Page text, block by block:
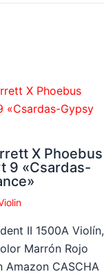
X Phoebus
9 «Csardas-
II 1500A Violín,
Marrón Rojo
Amazon CASCHA